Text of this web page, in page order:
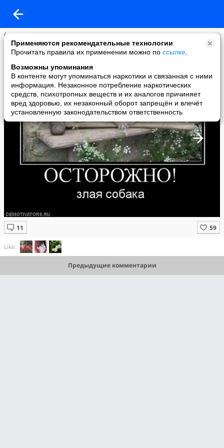
Применяются рекомендательные технологии
Прочитать правила их применении можно по ссылке
Возможны упоминания
В контенте могут упоминаться наркотики и связанная с ними
информация. Незаконное потребление наркотических
средств, психотропных веществ и их аналогов причиняет
вред здоровью, их незаконный оборот запрещён и влечёт
установленную законодательством ответственность
СВЕТЛАНА ЛЕБЕДЕВА
added a photo
15 Jul в 20:03
Like:
Предыдущие комментарии